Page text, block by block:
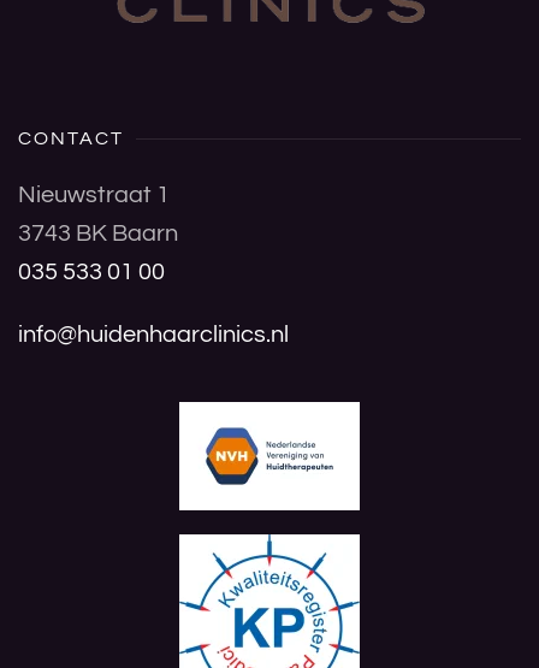
CONTACT
Nieuwstraat 1
3743 BK Baarn
035 533 01 00
info@huidenhaarclinics.nl